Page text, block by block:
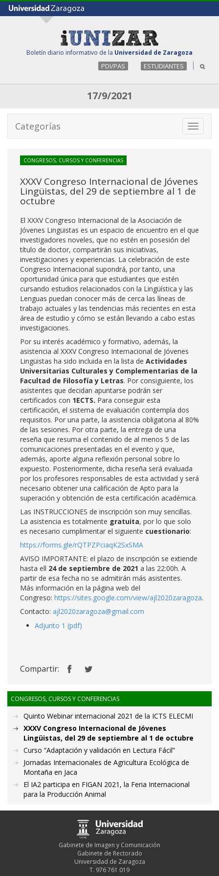
Boletín diario informativo de la Universidad de Zaragoza
PDI/PAS ESTUDIANTES
17/9/2021
Toggle
Categorías
CONGRESOS, CURSOS Y CONFERENCIAS
XXXV Congreso Internacional de Jóvenes
Lingüistas, del 29 de septiembre al 1 de
octubre
El XXXV Congreso Internacional de la Asociación de
Jóvenes Lingüistas es un espacio de encuentro en el que
investigadores noveles, que no estén en posesión del
título de doctor, compartirán sus iniciativas,
investigaciones y experiencias. La celebración de este
Congreso Internacional supondrá, por tanto, una
oportunidad única para que estudiantes que estén
cursando estudios relacionados con la Lingüística y las
Lenguas puedan conocer más de cerca las líneas de
trabajo actuales y las tendencias más recientes en esta
área de estudio y cómo se están llevando a cabo estas
investigaciones.
Por su interés académico y formativo, además, la
asistencia al XXXV Congreso Internacional de Jóvenes
Lingüistas ha sido incluida en la lista de Actividades
Universitarias Culturales y Complementarias de la
Facultad de Filosofía y Letras. Por consiguiente, los
asistentes que decidan apuntarse podrán ser
certificados con 1ECTS. Para conseguir esta
certificación, el sistema de evaluación contempla dos
requisitos. Por una parte, la asistencia obligatoria al 80%
de las sesiones. Por otra parte, la entrega de una
reseña que resuma el contenido de al menos 5 de las
comunicaciones presentadas en el evento y que,
además, aporte alguna reflexión personal sobre lo
expuesto. Posteriormente, dicha reseña será evaluada
por los profesores responsables de esta actividad y será
necesario obtener una calificación de Apto para la
superación y obtención de esta certificación académica.
Las INSTRUCCIONES de inscripción son muy sencillas.
La asistencia es totalmente gratuita, por lo que solo
es necesario cumplimentar el siguiente cuestionario:
https://forms.gle/rQTPZPciaqK2SxSMA
AVISO IMPORTANTE: el plazo de inscripción se extiende
hasta ell 24 de septiembre de 2021 a las 22:00h. A
partir de esa fecha no se admitirán más asistentes.
Más información en la página web del
Congreso: https://sites.google.com/view/ajl2020zaragoza.
Contacto: ajl2020zaragoza@gmail.com
Adjunto 1 (pdf)
Compartir:
CONGRESOS, CURSOS Y CONFERENCIAS
Quinto Webinar internacional 2021 de la ICTS ELECMI
XXXV Congreso Internacional de Jóvenes
Lingüistas, del 29 de septiembre al 1 de octubre
Curso “Adaptación y validación en Lectura Fácil”
Jornadas Internacionales de Agricultura Ecológica de
Montaña en Jaca
El IA2 participa en FIGAN 2021, la Feria Internacional
para la Producción Animal
Gabinete de Imagen y Comunicación
Gabinete de Rectorado
Universidad de Zaragoza
T. 976 761 019